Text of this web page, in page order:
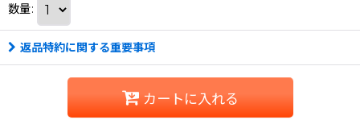
数量:
返品特約に関する重要事項
カートに入れる